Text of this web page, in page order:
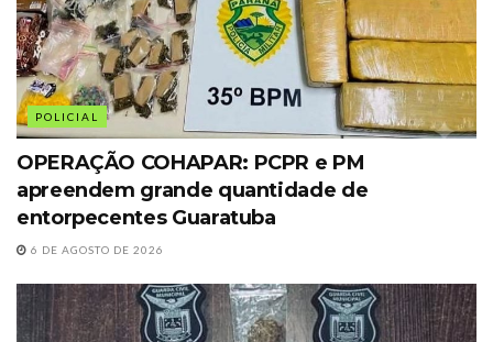
POLICIAL
OPERAÇÃO COHAPAR: PCPR e PM
apreendem grande quantidade de
entorpecentes Guaratuba
6 DE AGOSTO DE 2026